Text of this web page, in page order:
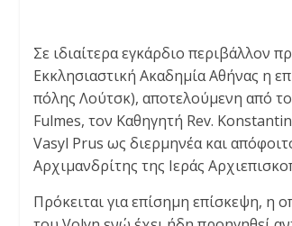
Σε ιδιαίτερα εγκάρδιο περιβάλλον
Εκκλησιαστική Ακαδημία Αθήνας η
πόλης Λούτσκ), αποτελούμενη από
Fulmes, τον Καθηγητή Rev.
Vasyl Prus ως διερμηνέα και
Αρχιμανδρίτης της Ιεράς
Πρόκειται για επίσημη επίσκεψη, η